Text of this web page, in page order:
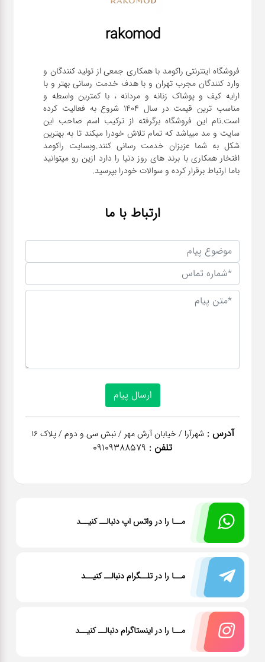
rakomod
فروشگاه اینترنتی راکومد با همکاری جمعی از تولید کنندگان و
وارد کنندگان مجرب تهران و با هدف خدمت رسانی بهتر و با
ارایه کیف و پوشاک زنانه و مردانه ، با کمترین واسطه و
مناسب ترین قیمت در سال 1404 شروع به فعالیت کرده
است.نام این فروشگاه برگرفته از ترکیب اسم صاحب این
سایت و مد میباشد که تمام تلاش خودرا میکند تا به بهترین
شکل به شما عزیزان خدمت رسانی کنند.وبسایت راکومد
افتخار همکاری با برند های روز دنیا را دارد ازین رو میتوانید
باما ارتباط برقرار کرده و سوالات خودرا بپرسید.
ارتباط با ما
آدرس : شهرآرا / خیابان آرش مهر / نبش سی و دوم / پلاک 16
تلفن : 09109388579
مــا را در واتس اپ دنبالــ کنیــد
مــا را در تلــگرام دنبالــ کنیــد
مــا را در اینستاگرام دنبالــ کنیــد